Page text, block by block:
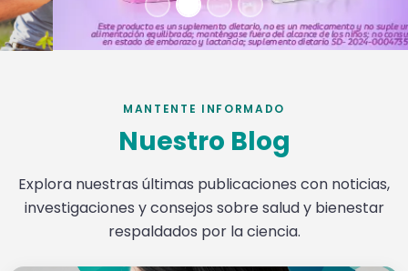
MANTENTE INFORMADO
Nuestro Blog
Explora nuestras últimas publicaciones con noticias,
investigaciones y consejos sobre salud y bienestar
respaldados por la ciencia.